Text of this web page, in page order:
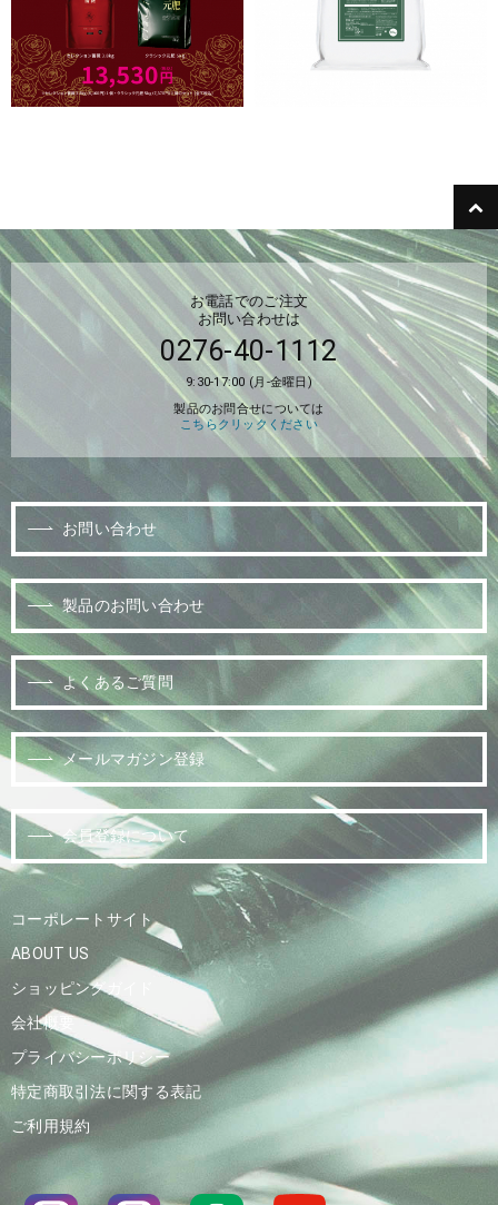
お電話でのご注文
お問い合わせは
0276-40-1112
9:30-17:00 (月-金曜日)
製品のお問合せについては
こちらクリックください
お問い合わせ
製品のお問い合わせ
よくあるご質問
メールマガジン登録
会員登録について
コーポレートサイト
ABOUT US
ショッピングガイド
会社概要
プライバシーポリシー
特定商取引法に関する表記
ご利用規約